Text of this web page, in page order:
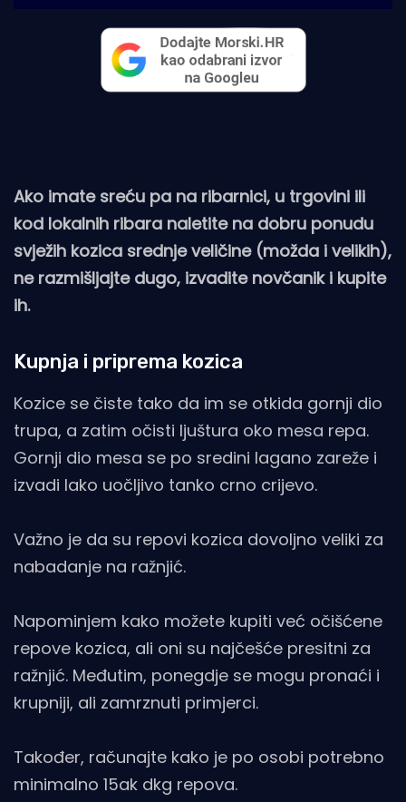
Ako imate sreću pa na ribarnici, u trgovini ili
kod lokalnih ribara naletite na dobru ponudu
svježih kozica srednje veličine (možda i velikih),
ne razmišljajte dugo, izvadite novčanik i kupite
ih.
Kupnja i priprema kozica
Kozice se čiste tako da im se otkida gornji dio
trupa, a zatim očisti ljuštura oko mesa repa.
Gornji dio mesa se po sredini lagano zareže i
izvadi lako uočljivo tanko crno crijevo.
Važno je da su repovi kozica dovoljno veliki za
nabadanje na ražnjić.
Napominjem kako možete kupiti već očišćene
repove kozica, ali oni su najčešće presitni za
ražnjić. Međutim, ponegdje se mogu pronaći i
krupniji, ali zamrznuti primjerci.
Također, računajte kako je po osobi potrebno
minimalno 15ak dkg repova.